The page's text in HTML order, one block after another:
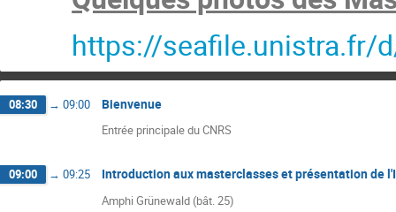
https://seafile.unistra.fr/
08:30 → 09:00 Bienvenue
Entrée principale du CNRS
09:00 → 09:25 Introduction aux masterclasses et présentation de
Amphi Grünewald (bât. 25)